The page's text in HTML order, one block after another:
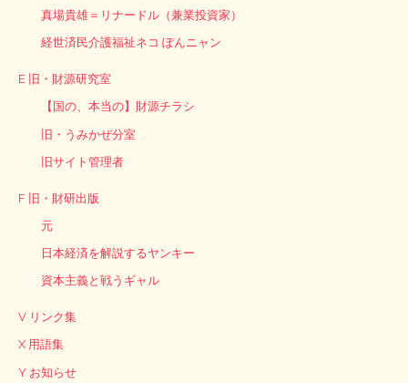
真場貴雄＝リナードル（兼業投資家）
経世済民介護福祉ネコ ぽんニャン
E 旧・財源研究室
【国の、本当の】財源チラシ
旧・うみかぜ分室
旧サイト管理者
F 旧・財研出版
元
日本経済を解説するヤンキー
資本主義と戦うギャル
V リンク集
X 用語集
Y お知らせ